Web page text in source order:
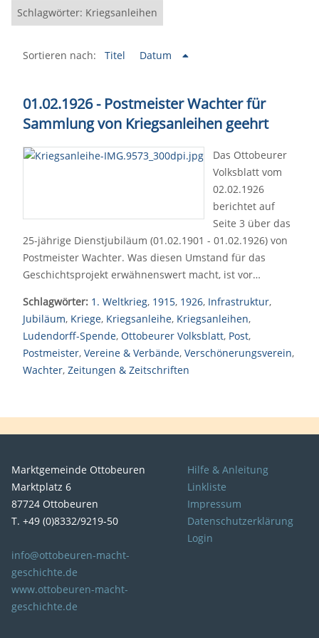
Schlagwörter: Kriegsanleihen
Sortieren nach: Titel Datum
01.02.1926 - Postmeister Wachter für
Sammlung von Kriegsanleihen geehrt
Das Ottobeurer
Volksblatt vom
02.02.1926
berichtet auf
Seite 3 über das
25-jährige Dienstjubiläum (01.02.1901 - 01.02.1926) von
Postmeister Wachter. Was diesen Umstand für das
Geschichtsprojekt erwähnenswert macht, ist vor…
Schlagwörter: 1. Weltkrieg, 1915, 1926, Infrastruktur,
Jubiläum, Kriege, Kriegsanleihe, Kriegsanleihen,
Ludendorff-Spende, Ottobeurer Volksblatt, Post,
Postmeister, Vereine & Verbände, Verschönerungsverein,
Wachter, Zeitungen & Zeitschriften
Marktgemeinde Ottobeuren
Marktplatz 6
87724 Ottobeuren
T. +49 (0)8332/9219-50
info@ottobeuren-macht-
geschichte.de
www.ottobeuren-macht-
geschichte.de
Hilfe & Anleitung
Linkliste
Impressum
Datenschutzerklärung
Login